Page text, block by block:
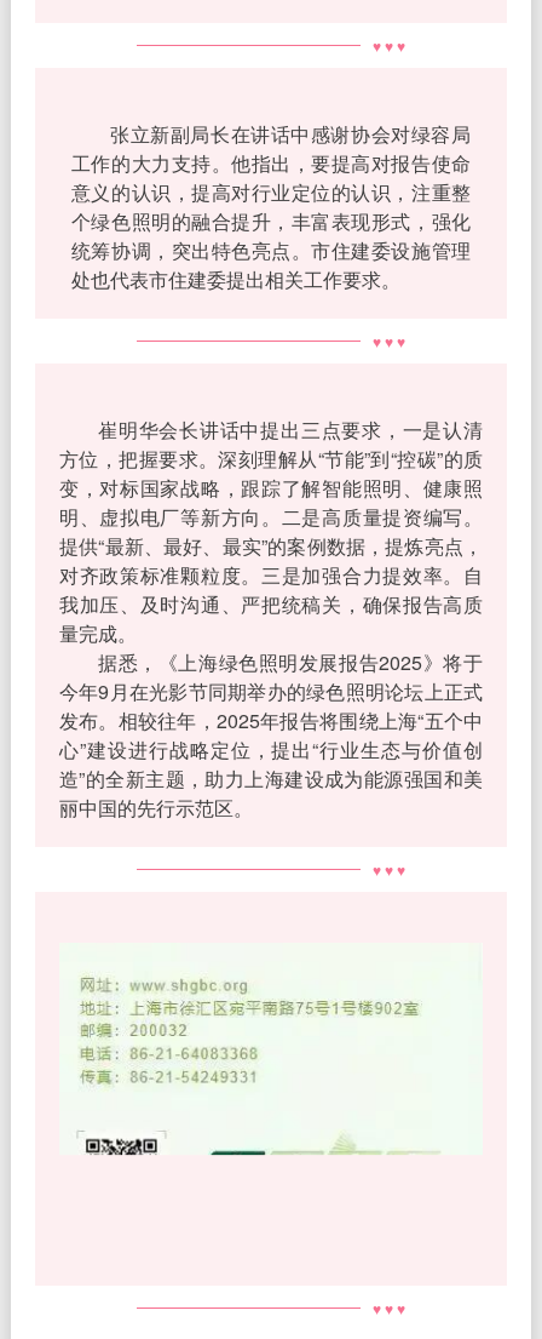
♥ ♥ ♥
张立新副局长在讲话中感谢协会对绿容局
工作的大力支持。他指出，要提高对报告使命
意义的认识，提高对行业定位的认识，注重整
个绿色照明的融合提升，丰富表现形式，强化
统筹协调，突出特色亮点。市住建委设施管理
处也代表市住建委提出相关工作要求。
♥ ♥ ♥
崔明华会长讲话中提出三点要求，一是认清
方位，把握要求。深刻理解从“节能”到“控碳”的质
变，对标国家战略，跟踪了解智能照明、健康照
明、虚拟电厂等新方向。二是高质量提资编写。
提供“最新、最好、最实”的案例数据，提炼亮点，
对齐政策标准颗粒度。三是加强合力提效率。自
我加压、及时沟通、严把统稿关，确保报告高质
量完成。
据悉，《上海绿色照明发展报告2025》将于
今年9月在光影节同期举办的绿色照明论坛上正式
发布。相较往年，2025年报告将围绕上海“五个中
心”建设进行战略定位，提出“行业生态与价值创
造”的全新主题，助力上海建设成为能源强国和美
丽中国的先行示范区。
♥ ♥ ♥
♥ ♥ ♥